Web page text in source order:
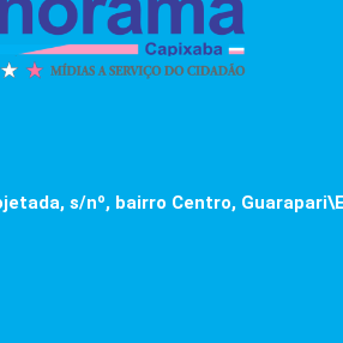
s/nº, bairro Centro,